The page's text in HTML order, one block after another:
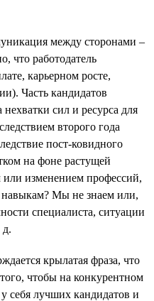
между сторонами –
что работодатель
карьерном росте,
Часть кандидатов
сил и ресурса для
второго года
пост-ковидного
на фоне растущей
изменением профессий,
Мы не знаем или,
специалиста, ситуации
д.
крылатая фраза, что
чтобы на конкурентном
себя лучших кандидатов и